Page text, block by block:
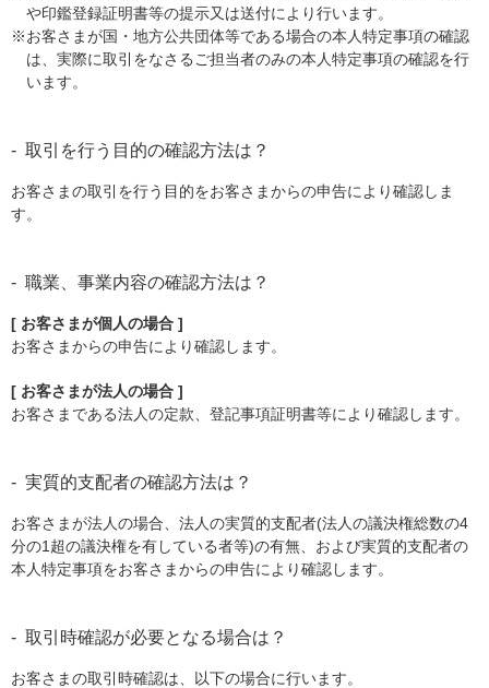
や印鑑登録証明書等の提示又は送付により行います。
※お客さまが国・地方公共団体等である場合の本人特定事項の確認
は、実際に取引をなさるご担当者のみの本人特定事項の確認を行
います。
取引を行う目的の確認方法は？
お客さまの取引を行う目的をお客さまからの申告により確認しま
す。
職業、事業内容の確認方法は？
[ お客さまが個人の場合 ]
お客さまからの申告により確認します。
[ お客さまが法人の場合 ]
お客さまである法人の定款、登記事項証明書等により確認します。
実質的支配者の確認方法は？
お客さまが法人の場合、法人の実質的支配者(法人の議決権総数の4
分の1超の議決権を有している者等)の有無、および実質的支配者の
本人特定事項をお客さまからの申告により確認します。
取引時確認が必要となる場合は？
お客さまの取引時確認は、以下の場合に行います。